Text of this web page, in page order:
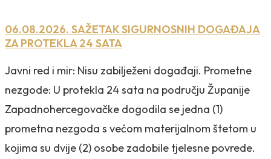
06.08.2026. SAŽETAK SIGURNOSNIH DOGAĐAJA
ZA PROTEKLA 24 SATA
Javni red i mir: Nisu zabilježeni događaji. Prometne
nezgode: U protekla 24 sata na području Županije
Zapadnohercegovačke dogodila se jedna (1)
prometna nezgoda s većom materijalnom štetom u
kojima su dvije (2) osobe zadobile tjelesne povrede.